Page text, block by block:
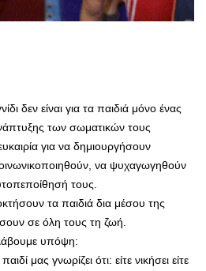
δεν είναι για τα παιδιά μόνο ένας
των σωματικών τους
για να δημιουργήσουν
να ψυχαγωγηθούν
τους.
τα παιδιά δια μέσου της
σε όλη τους τη ζωή.
υπόψη:
μας γνωρίζει ότι: είτε νικήσει είτε